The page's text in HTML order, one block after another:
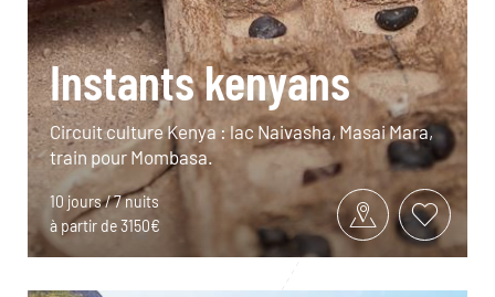
Instants kenyans
Circuit culture Kenya : lac Naivasha, Masai Mara,
train pour Mombasa.
10 jours / 7 nuits
à partir de 3150€